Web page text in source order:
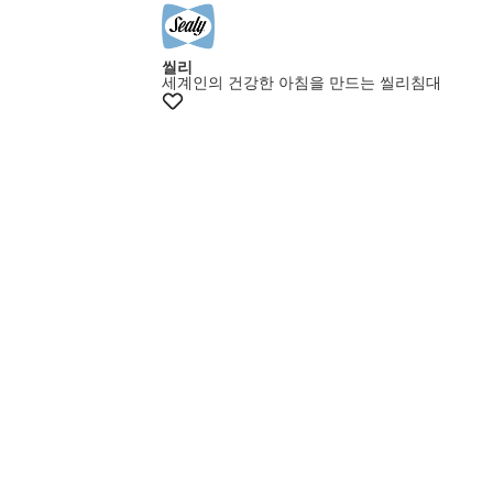
씰리
세계인의 건강한 아침을 만드는 씰리침대